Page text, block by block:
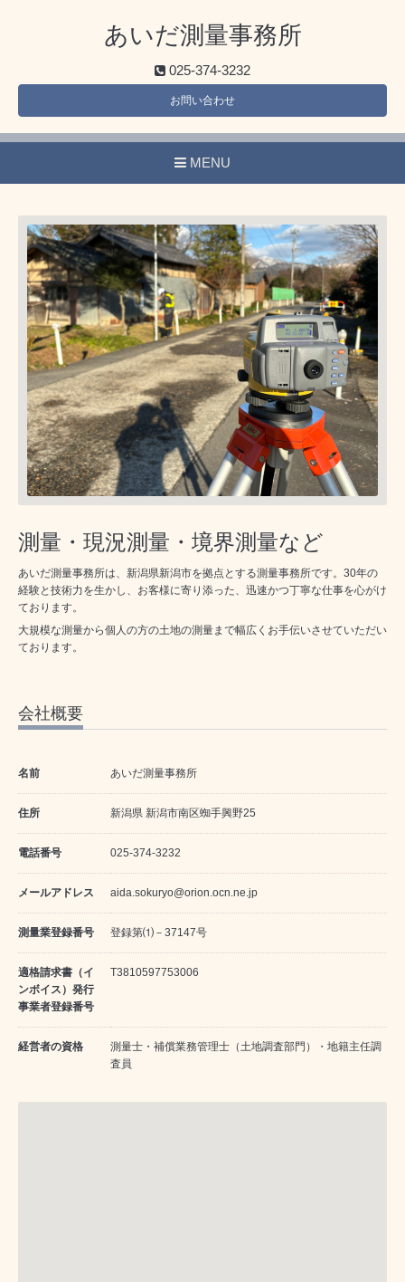
あいだ測量事務所
025-374-3232
お問い合わせ
MENU
測量・現況測量・境界測量など
あいだ測量事務所は、新潟県新潟市を拠点とする測量事務所です。30年の
経験と技術力を生かし、お客様に寄り添った、迅速かつ丁寧な仕事を心がけ
ております。
大規模な測量から個人の方の土地の測量まで幅広くお手伝いさせていただい
ております。
会社概要
名前 あいだ測量事務所
住所 新潟県 新潟市南区蜘手興野25
電話番号 025-374-3232
メールアドレス aida.sokuryo@orion.ocn.ne.jp
測量業登録番号 登録第⑴－37147号
適格請求書（イ
ンボイス）発行
事業者登録番号
T3810597753006
経営者の資格
測量士・補償業務管理士（土地調査部門）・地籍主任調
査員